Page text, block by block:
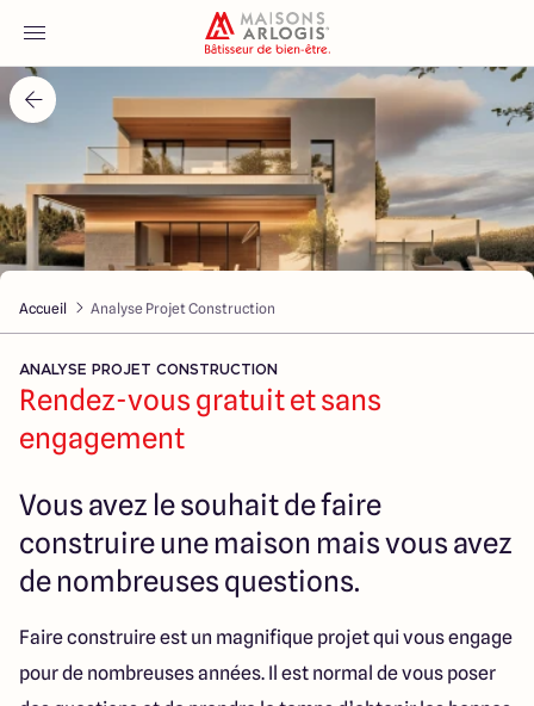
Accueil
Nos maisons
Nos annonces
Votre projet
Qui sommes-nous
Maisons ARLOGIS Nord
Lille - Villeneuve d'Ascq
03 66 72 64 60
Valenciennes - Marly 03 27 45 60 30
4.4 4.8
Accueil Analyse Projet Construction
ANALYSE PROJET CONSTRUCTION
Rendez-vous gratuit et sans
engagement
Vous avez le souhait de faire
construire une maison mais vous avez
de nombreuses questions.
Faire construire est un magnifique projet qui vous engage
pour de nombreuses années. Il est normal de vous poser